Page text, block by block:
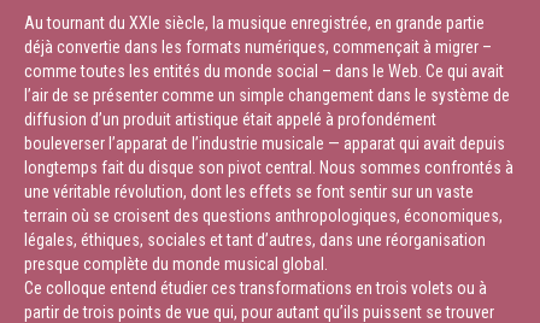
Au tournant du XXIe siècle, la musique enregistrée, en grande partie
déjà convertie dans les formats numériques, commençait à migrer –
comme toutes les entités du monde social – dans le Web. Ce qui avait
l’air de se présenter comme un simple changement dans le système de
diffusion d’un produit artistique était appelé à profondément
bouleverser l’apparat de l’industrie musicale — apparat qui avait depuis
longtemps fait du disque son pivot central. Nous sommes confrontés à
une véritable révolution, dont les effets se font sentir sur un vaste
terrain où se croisent des questions anthropologiques, économiques,
légales, éthiques, sociales et tant d’autres, dans une réorganisation
presque complète du monde musical global.
Ce colloque entend étudier ces transformations en trois volets ou à
partir de trois points de vue qui, pour autant qu’ils puissent se trouver